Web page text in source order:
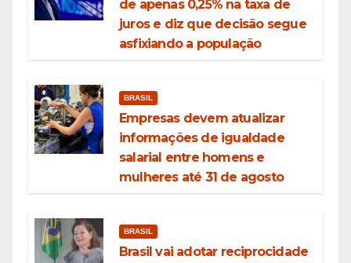
de apenas 0,25% na taxa de
juros e diz que decisão segue
asfixiando a população
BRASIL
Empresas devem atualizar
informações de igualdade
salarial entre homens e
mulheres até 31 de agosto
BRASIL
Brasil vai adotar reciprocidade